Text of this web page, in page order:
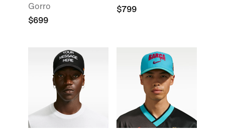
Gorro
$699
$799